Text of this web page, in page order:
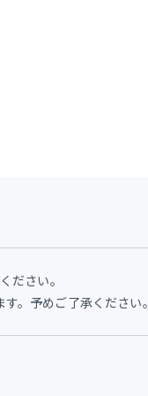
ださい。
。予めご了承ください。